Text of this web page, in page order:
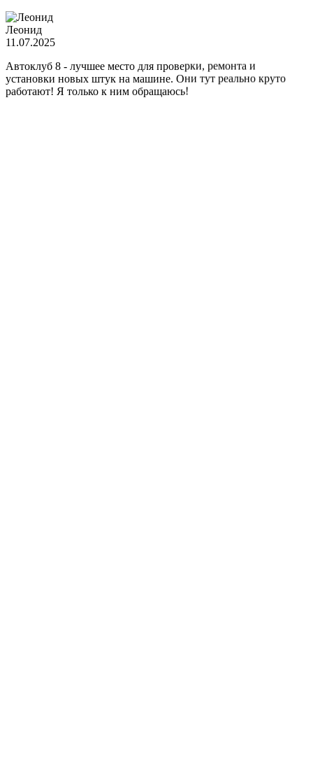
Леонид
11.07.2025
Автоклуб 8 - лучшее место для проверки, ремонта и
установки новых штук на машине. Они тут реально круто
работают! Я только к ним обращаюсь!